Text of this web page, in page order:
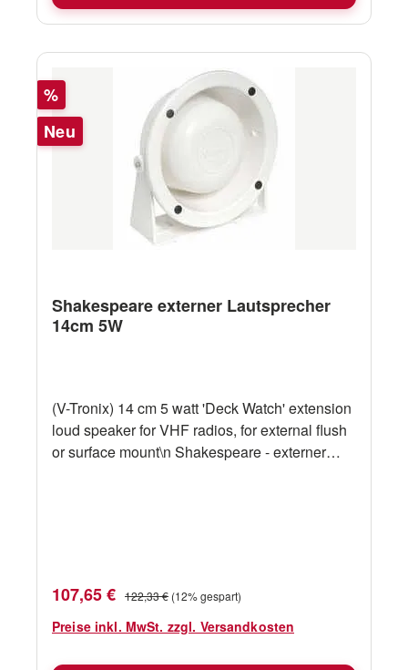
Rabatt
%
Neu
Shakespeare externer Lautsprecher
14cm 5W
(V-Tronix) 14 cm 5 watt 'Deck Watch' extension
loud speaker for VHF radios, for external flush
or surface mount\n Shakespeare - externer
11,6 cm\n• Ausgangsleistung: 5 W\n•
Impedanz: 8 Ohm\n• Gewicht: 300 g\n•
Verkaufspreis:
107,65 € Regulärer Preis:
122,33 € (12% gespart)
Preise inkl. MwSt. zzgl. Versandkosten